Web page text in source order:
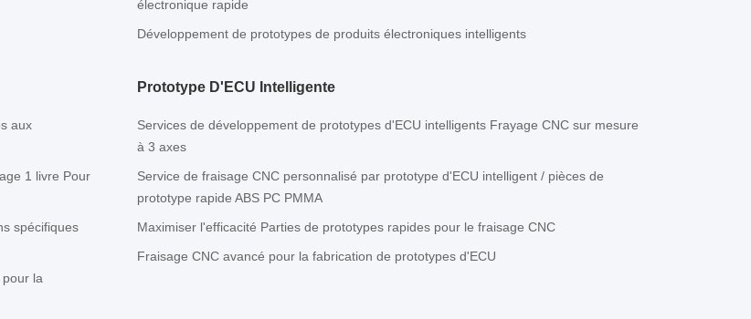
électronique rapide
Développement de prototypes de produits électroniques intelligents
aux
1 livre Pour
spécifiques
la
Prototype D'ECU Intelligente
Services de développement de prototypes d'ECU intelligents Frayage CNC sur mesure
à 3 axes
Service de fraisage CNC personnalisé par prototype d'ECU intelligent / pièces de
prototype rapide ABS PC PMMA
Maximiser l'efficacité Parties de prototypes rapides pour le fraisage CNC
Fraisage CNC avancé pour la fabrication de prototypes d'ECU